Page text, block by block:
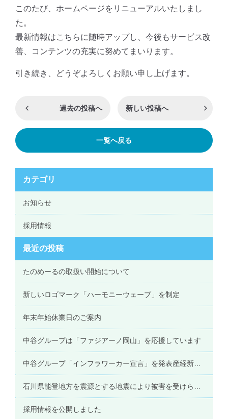
このたび、ホームページをリニューアルいたしまし
た。
最新情報はこちらに随時アップし、今後もサービス改
善、コンテンツの充実に努めてまいります。
引き続き、どうぞよろしくお願い申し上げます。
過去の投稿へ 新しい投稿へ
一覧へ戻る
カテゴリ
お知らせ
採用情報
最近の投稿
たのめーるの取扱い開始について
新しいロゴマーク「ハーモニーウェーブ」を制定
年末年始休業日のご案内
中谷グループは「ファジアーノ岡山」を応援しています
中谷グループ「インフラワーカー宣言」を発表産経新聞、電気新聞に掲載されました
採用情報を公開しました